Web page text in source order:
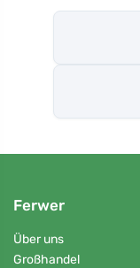
Ferwer
Über uns
Großhandel